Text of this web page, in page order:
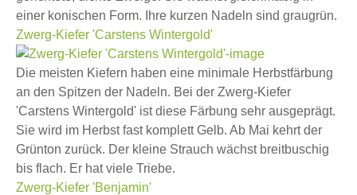
einer konischen Form. Ihre kurzen Nadeln sind graugrün.
Zwerg-Kiefer 'Carstens Wintergold'
Die meisten Kiefern haben eine minimale Herbstfärbung
an den Spitzen der Nadeln. Bei der Zwerg-Kiefer
'Carstens Wintergold' ist diese Färbung sehr ausgeprägt.
Sie wird im Herbst fast komplett Gelb. Ab Mai kehrt der
Grünton zurück. Der kleine Strauch wächst breitbuschig
bis flach. Er hat viele Triebe.
Zwerg-Kiefer 'Benjamin'